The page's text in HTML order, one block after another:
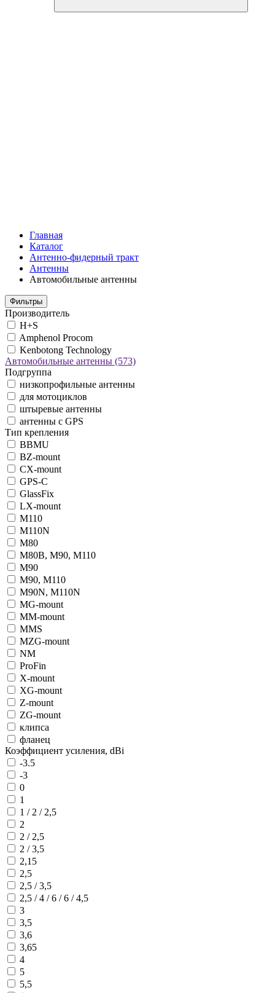
Главная
Каталог
Антенно-фидерный тракт
Антенны
Автомобильные антенны
Фильтры
Производитель
H+S
Amphenol Procom
Kenbotong Technology
Автомобильные антенны (573)
Подгруппа
низкопрофильные антенны
для мотоциклов
штыревые антенны
антенны с GPS
Тип крепления
BBMU
BZ-mount
CX-mount
GPS-C
GlassFix
LX-mount
M110
M110N
M80
M80B, M90, M110
M90
M90, M110
M90N, M110N
MG-mount
MM-mount
MMS
MZG-mount
NM
ProFin
X-mount
XG-mount
Z-mount
ZG-mount
клипса
фланец
Коэффициент усиления, dBi
-3.5
-3
0
1
1 / 2 / 2,5
2
2 / 2,5
2 / 3,5
2,15
2,5
2,5 / 3,5
2,5 / 4 / 6 / 6 / 4,5
3
3,5
3,6
3,65
4
5
5,5